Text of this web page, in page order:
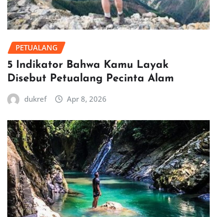
PETUALANG
5 Indikator Bahwa Kamu Layak
Disebut Petualang Pecinta Alam
dukref Apr 8, 2026